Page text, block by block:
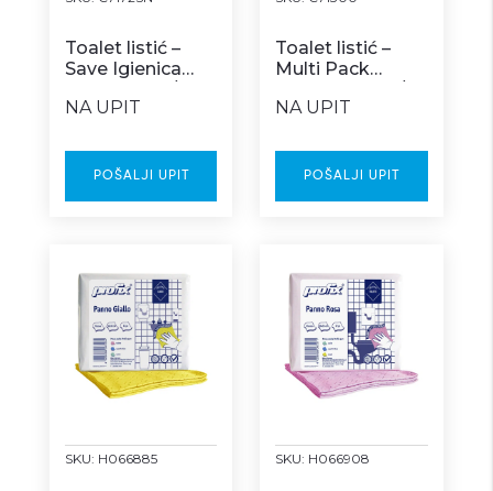
Toalet listić –
Save Igienica
NA UPIT
POŠALJI UPIT
Toalet listić –
Multi Pack
NA UPIT
POŠALJI UPIT
SKU: H066885 SKU: H066908